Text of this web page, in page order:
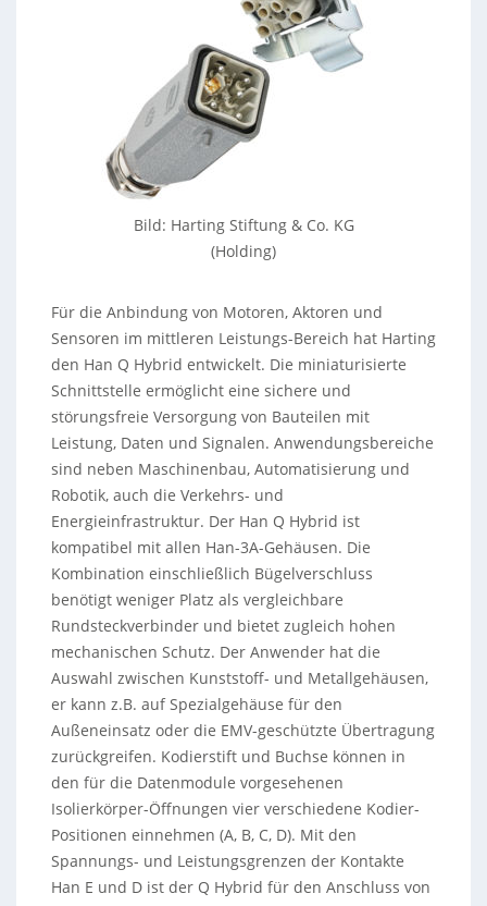
Bild: Harting Stiftung & Co. KG
(Holding)
Für die Anbindung von Motoren, Aktoren und
Sensoren im mittleren Leistungs-Bereich hat Harting
den Han Q Hybrid entwickelt. Die miniaturisierte
Schnittstelle ermöglicht eine sichere und
störungsfreie Versorgung von Bauteilen mit
Leistung, Daten und Signalen. Anwendungsbereiche
sind neben Maschinenbau, Automatisierung und
Robotik, auch die Verkehrs- und
Energieinfrastruktur. Der Han Q Hybrid ist
kompatibel mit allen Han-3A-Gehäusen. Die
Kombination einschließlich Bügelverschluss
benötigt weniger Platz als vergleichbare
Rundsteckverbinder und bietet zugleich hohen
mechanischen Schutz. Der Anwender hat die
Auswahl zwischen Kunststoff- und Metallgehäusen,
er kann z.B. auf Spezialgehäuse für den
Außeneinsatz oder die EMV-geschützte Übertragung
zurückgreifen. Kodierstift und Buchse können in
den für die Datenmodule vorgesehenen
Isolierkörper-Öffnungen vier verschiedene Kodier-
Positionen einnehmen (A, B, C, D). Mit den
Spannungs- und Leistungsgrenzen der Kontakte
Han E und D ist der Q Hybrid für den Anschluss von